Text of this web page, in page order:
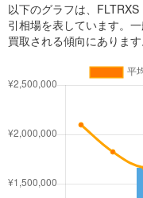
以下のグラフは、
引相場を表しています。
買取される傾向にあります